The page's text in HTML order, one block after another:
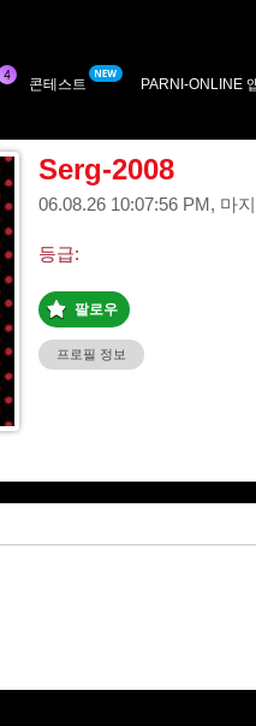
콘테스트 PARNI-ONLINE
Serg-2008
06.08.26 10:07:56 PM, 마
등급:
팔로우
프로필 정보